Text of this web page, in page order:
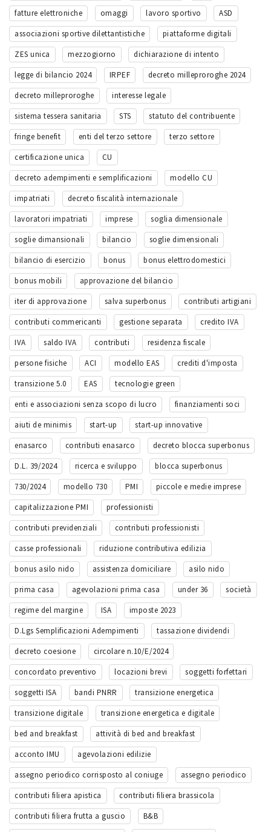
fatture elettroniche
omaggi lavoro sportivo
ASD
associazioni sportive dilettantistiche
piattaforme digitali
ZES unica
mezzogiorno
dichiarazione di intento
legge di bilancio 2024
IRPEF
decreto milleproroghe 2024
decreto milleproroghe
interesse legale
sistema tessera sanitaria
STS
statuto del contribuente
fringe benefit
enti del terzo settore
terzo settore
certificazione unica
CU
decreto adempimenti e semplificazioni
modello CU
impatriati
decreto fiscalità internazionale
lavoratori impatriati
imprese
soglia dimensionale
soglie dimansionali
bilancio
soglie dimensionali
bilancio di esercizio
bonus
bonus elettrodomestici
bonus mobili
approvazione del bilancio
iter di approvazione
salva superbonus
contributi artigiani
contributi commericanti
gestione separata
credito IVA
IVA
saldo IVA contributi
residenza fiscale
persone fisiche
ACI modello EAS
crediti d'imposta
transizione 5.0
EAS
tecnologie green
enti e associazioni senza scopo di lucro
finanziamenti soci
aiuti de minimis
start-up
start-up innovative
enasarco
contributi enasarco
decreto blocca superbonus
D.L. 39/2024
ricerca e sviluppo
blocca superbonus
730/2024
modello 730 PMI
piccole e medie imprese
capitalizzazione PMI
professionisti
contributi previdenziali
contributi professionisti
casse professionali
riduzione contributiva edilizia
bonus asilo nido
assistenza domiciliare
asilo nido
prima casa
agevolazioni prima casa under 36
società
regime del margine
ISA
imposte 2023
D.Lgs Semplificazioni Adempimenti
tassazione dividendi
decreto coesione
circolare n.10/E/2024
concordato preventivo
locazioni brevi
soggetti forfettari
soggetti ISA
bandi PNRR
transizione energetica
transizione digitale
transizione energetica e digitale
bed and breakfast
attività di bed and breakfast
acconto IMU
agevolazioni edilizie
assegno periodico corrisposto al coniuge
assegno periodico
contributi filiera apistica
contributi filiera brassicola
contributi filiera frutta a guscio
B&B